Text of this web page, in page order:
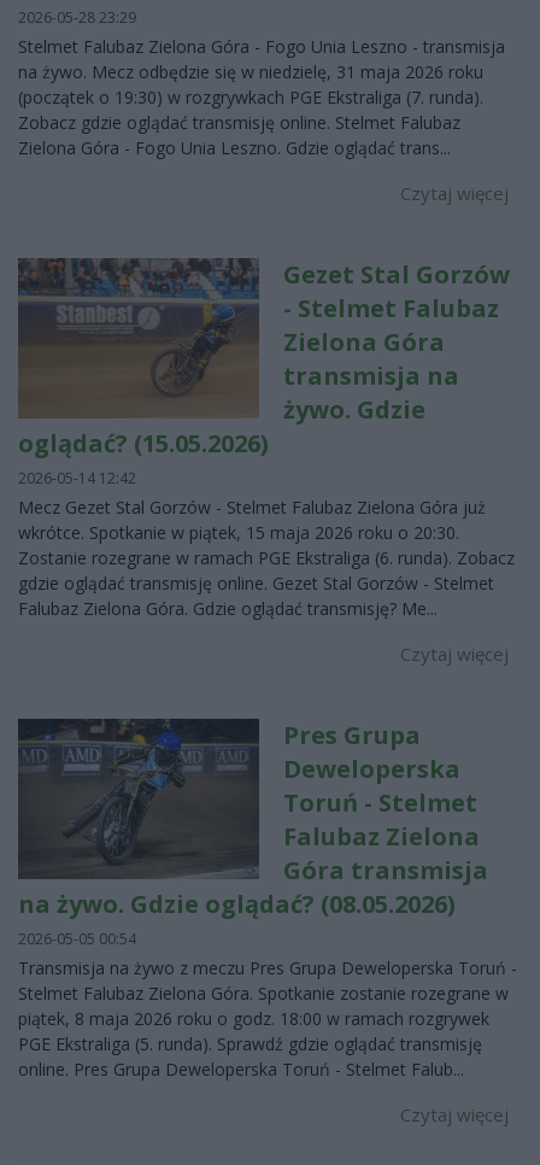
2026-05-28 23:29
Stelmet Falubaz Zielona Góra - Fogo Unia Leszno - transmisja
na żywo. Mecz odbędzie się w niedzielę, 31 maja 2026 roku
(początek o 19:30) w rozgrywkach PGE Ekstraliga (7. runda).
Zobacz gdzie oglądać transmisję online. Stelmet Falubaz
Zielona Góra - Fogo Unia Leszno. Gdzie oglądać trans...
Czytaj więcej
Gezet Stal Gorzów
- Stelmet Falubaz
Zielona Góra
transmisja na
żywo. Gdzie
oglądać? (15.05.2026)
2026-05-14 12:42
Mecz Gezet Stal Gorzów - Stelmet Falubaz Zielona Góra już
wkrótce. Spotkanie w piątek, 15 maja 2026 roku o 20:30.
Zostanie rozegrane w ramach PGE Ekstraliga (6. runda). Zobacz
gdzie oglądać transmisję online. Gezet Stal Gorzów - Stelmet
Falubaz Zielona Góra. Gdzie oglądać transmisję? Me...
Czytaj więcej
Pres Grupa
Deweloperska
Toruń - Stelmet
Falubaz Zielona
Góra transmisja
na żywo. Gdzie oglądać? (08.05.2026)
2026-05-05 00:54
Transmisja na żywo z meczu Pres Grupa Deweloperska Toruń -
Stelmet Falubaz Zielona Góra. Spotkanie zostanie rozegrane w
piątek, 8 maja 2026 roku o godz. 18:00 w ramach rozgrywek
PGE Ekstraliga (5. runda). Sprawdź gdzie oglądać transmisję
online. Pres Grupa Deweloperska Toruń - Stelmet Falub...
Czytaj więcej